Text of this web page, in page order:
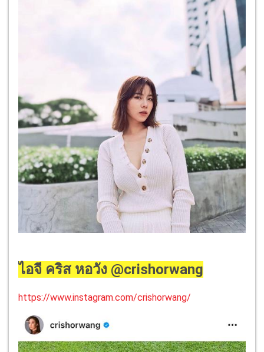
ไอจี คริส หอวัง @crishorwang
https://www.instagram.com/crishorwang/